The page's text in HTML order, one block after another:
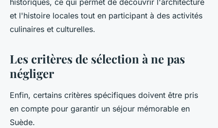
historiques, ce qui permet de découvrir l'architecture
et l'histoire locales tout en participant à des activités
culinaires et culturelles.
Les critères de sélection à ne pas
négliger
Enfin, certains critères spécifiques doivent être pris
en compte pour garantir un séjour mémorable en
Suède.